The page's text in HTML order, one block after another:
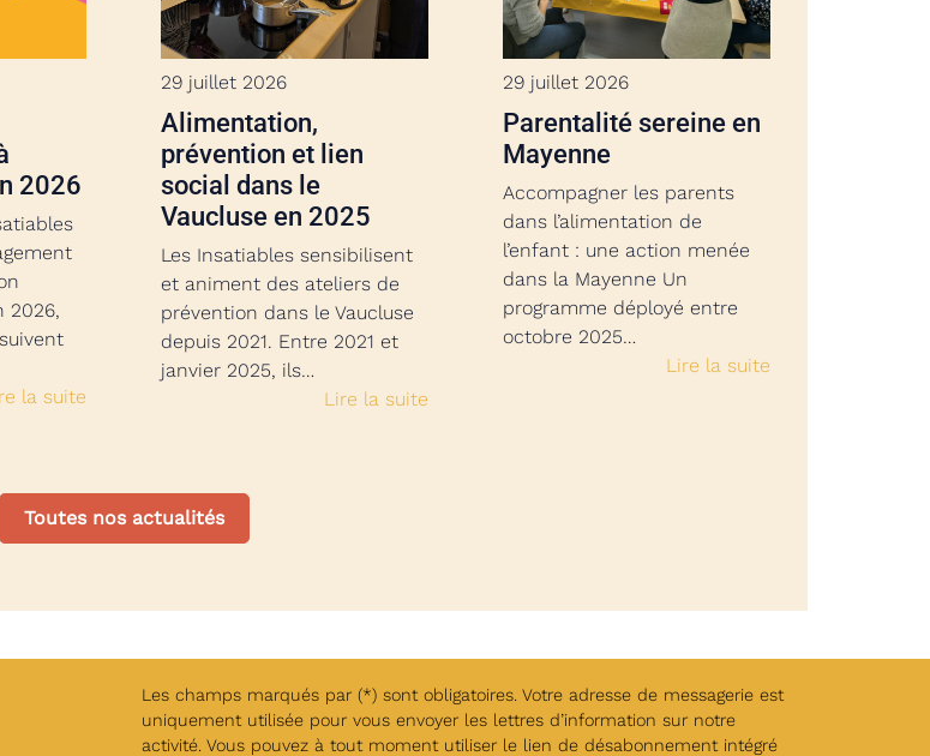
2026
2026,
la suite
29 juillet 2026
Alimentation,
prévention et lien
social dans le
Vaucluse en 2025
Les Insatiables sensibilisent
et animent des ateliers de
prévention dans le Vaucluse
depuis 2021. Entre 2021 et
janvier 2025, ils…
Lire la suite
29 juillet 2026
Parentalité sereine en
Mayenne
Accompagner les parents
dans l’alimentation de
l’enfant : une action menée
dans la Mayenne Un
programme déployé entre
octobre 2025…
Lire la suite
Toutes nos actualités
Les champs marqués par (*) sont obligatoires. Votre adresse de messagerie est
uniquement utilisée pour vous envoyer les lettres d’information sur notre
activité. Vous pouvez à tout moment utiliser le lien de désabonnement intégré